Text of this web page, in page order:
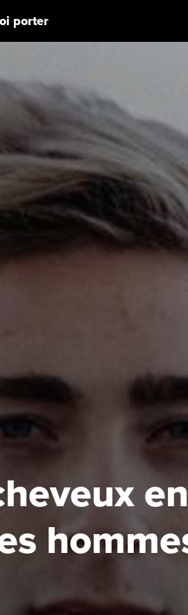
porter
en